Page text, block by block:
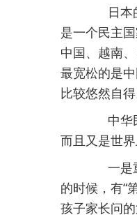
日本的
是一个民主
中国、越南
最宽松的是
比较悠然自
中华民
而且又是世
一是重
的时候，有“
孩子家长问